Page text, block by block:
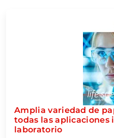
Amplia variedad de
todas las aplicaciones
laboratorio